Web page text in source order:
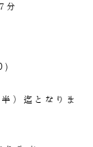
分
）迄となりま